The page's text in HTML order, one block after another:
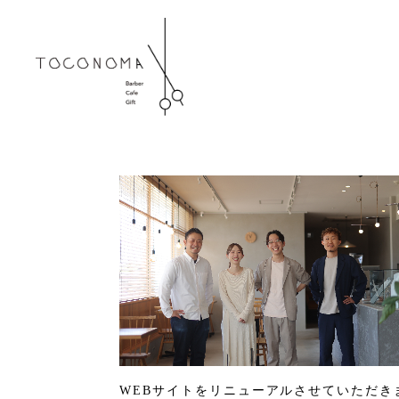
WEBサイトをリニューアルさせていただき